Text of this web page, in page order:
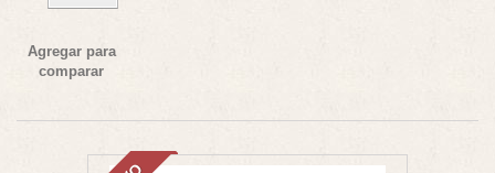
Agregar para
comparar